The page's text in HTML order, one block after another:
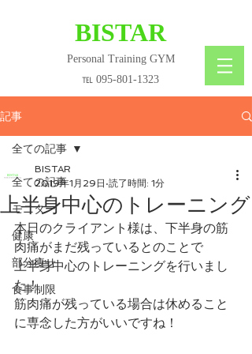
​BISTAR
Personal Training GYM
℡ 095-801-1323
記事
全ての記事
モニター
健康
部分痩せ
食事制限
全ての記事
上半身中心のトレーニング
BISTAR
2019年1月29日 読了時間: 1分
本日のクライアント様は、下半身の筋
肉痛がまだ残っているとのことで
上半身中心のトレーニングを行いまし
た！
筋肉痛が残っている場合は休めること
に専念した方がいいですね！